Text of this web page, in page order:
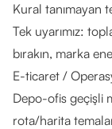
Kural tanımayan
Tek uyarımız:
bırakın, marka
E-ticaret /
Depo-ofis geçişli
rota/harita